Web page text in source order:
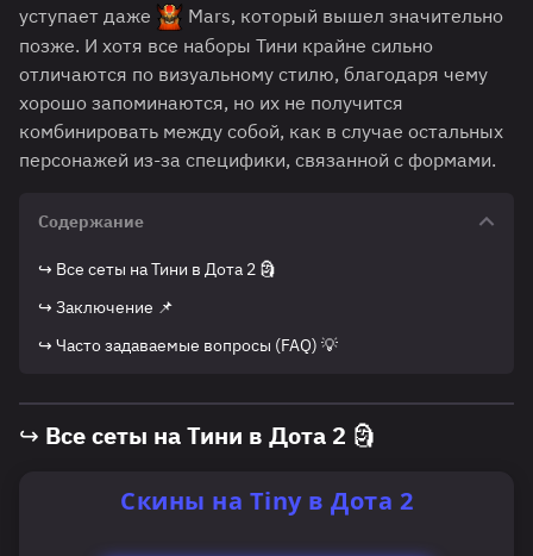
уступает даже
Mars, который вышел значительно
позже. И хотя все наборы Тини крайне сильно
отличаются по визуальному стилю, благодаря чему
хорошо запоминаются, но их не получится
комбинировать между собой, как в случае остальных
персонажей из-за специфики, связанной с формами.
Содержание
↪ Все сеты на Тини в Дота 2 🗿
↪ Заключение 📌
↪ Часто задаваемые вопросы (FAQ) 💡
↪ Все сеты на Тини в Дота 2 🗿
Скины на Tiny в Дота 2